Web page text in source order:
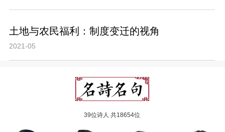
土地与农民福利：制度变迁的视角
2021-05
39位诗人 共18654位